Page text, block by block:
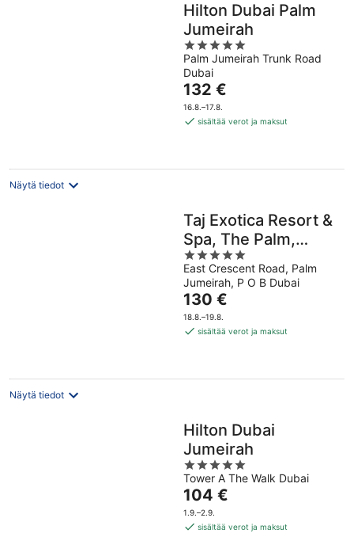
Hilton Dubai Palm
Jumeirah
5
out
of
5
Palm Jumeirah Trunk Road
Dubai
Hinta
on
132 €
132 €
16.8.–17.8.
sisältää verot ja maksut
Näytä tiedot
Taj Exotica Resort &
Spa, The Palm,
Dubai
5
out
of
5
East Crescent Road, Palm
Jumeirah, P O B Dubai
Hinta
on
130 €
130 €
18.8.–19.8.
sisältää verot ja maksut
Näytä tiedot
Hilton Dubai
Jumeirah
5
out
of
5
Tower A The Walk Dubai
Hinta
on
104 €
104 €
1.9.–2.9.
sisältää verot ja maksut